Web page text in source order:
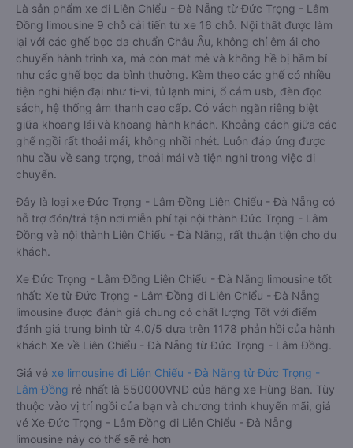
Là sản phẩm xe đi Liên Chiểu - Đà Nẵng từ Đức Trọng - Lâm
Đồng limousine 9 chỗ cải tiến từ xe 16 chỗ. Nội thất được làm
lại với các ghế bọc da chuẩn Châu Âu, không chỉ êm ái cho
chuyến hành trình xa, mà còn mát mẻ và không hề bị hầm bí
như các ghế bọc da bình thường. Kèm theo các ghế có nhiều
tiện nghi hiện đại như ti-vi, tủ lạnh mini, ổ cắm usb, đèn đọc
sách, hệ thống âm thanh cao cấp. Có vách ngăn riêng biệt
giữa khoang lái và khoang hành khách. Khoảng cách giữa các
ghế ngồi rất thoải mái, không nhồi nhét. Luôn đáp ứng được
nhu cầu về sang trọng, thoải mái và tiện nghi trong việc di
chuyển.
Đây là loại xe Đức Trọng - Lâm Đồng Liên Chiểu - Đà Nẵng có
hỗ trợ đón/trả tận nơi miễn phí tại nội thành Đức Trọng - Lâm
Đồng và nội thành Liên Chiểu - Đà Nẵng, rất thuận tiện cho du
khách.
Xe Đức Trọng - Lâm Đồng Liên Chiểu - Đà Nẵng limousine tốt
nhất: Xe từ Đức Trọng - Lâm Đồng đi Liên Chiểu - Đà Nẵng
limousine được đánh giá chung có chất lượng Tốt với điểm
đánh giá trung bình từ 4.0/5 dựa trên 1178 phản hồi của hành
khách Xe về Liên Chiểu - Đà Nẵng từ Đức Trọng - Lâm Đồng.
Giá vé xe limousine đi Liên Chiểu - Đà Nẵng từ Đức Trọng -
Lâm Đồng rẻ nhất là 550000VND của hãng xe Hùng Ban. Tùy
thuộc vào vị trí ngồi của bạn và chương trình khuyến mãi, giá
vé Xe Đức Trọng - Lâm Đồng đi Liên Chiểu - Đà Nẵng
limousine này có thể sẽ rẻ hơn